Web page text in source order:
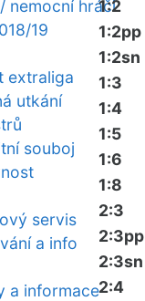
nemocní hráči
19
extraliga
utkání
souboj
servis
a info
a informace
1:2
1:2pp
1:2sn
1:3
1:4
1:5
1:6
1:8
2:3
2:3pp
2:3sn
2:4